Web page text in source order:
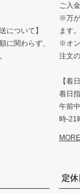
について】
に関わらず、
ご入
※万が
ます。
※オン
注文
【着
着日
午前
時-21
MORE
定休